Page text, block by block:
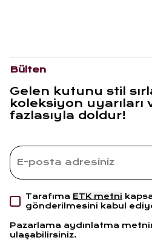
Bülten
Gelen kutunu stil
koleksiyon uyarıları
fazlasıyla doldur!
Tarafıma ETK metni
gönderilmesini kabul
Pazarlama aydınlatma
ulaşabilirsiniz.